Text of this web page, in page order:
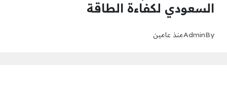
السعودي لكفاءة الطاقة
By
Adminمنذ عامين